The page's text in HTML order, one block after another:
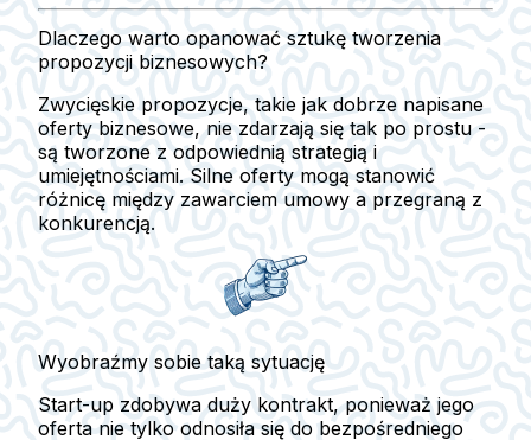
Dlaczego warto opanować sztukę tworzenia
propozycji biznesowych?
Zwycięskie propozycje, takie jak dobrze napisane
oferty biznesowe, nie zdarzają się tak po prostu -
są tworzone z odpowiednią strategią i
umiejętnościami. Silne oferty mogą stanowić
różnicę między zawarciem umowy a przegraną z
konkurencją.
Wyobraźmy sobie taką sytuację
Start-up zdobywa duży kontrakt, ponieważ jego
oferta nie tylko odnosiła się do bezpośredniego